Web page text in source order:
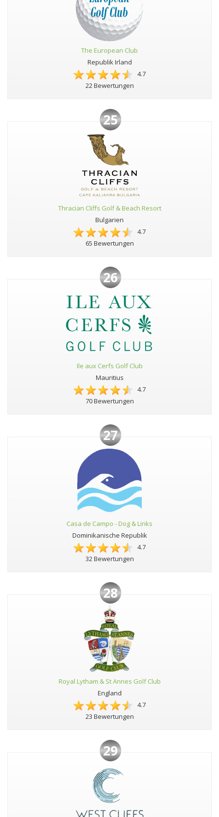
The European Club
Republik Irland
4.7
22 Bewertungen
25
Thracian Cliffs Golf & Beach Resort
Bulgarien
4.7
65 Bewertungen
26
Ile aux Cerfs Golf Club
Mauritius
4.7
70 Bewertungen
27
Casa de Campo - Dog & Links
Dominikanische Republik
4.7
32 Bewertungen
28
Royal Lytham & St Annes Golf Club
England
4.7
23 Bewertungen
29